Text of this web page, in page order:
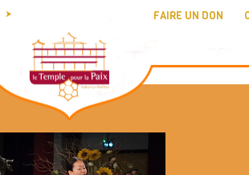
FAIRE UN DON